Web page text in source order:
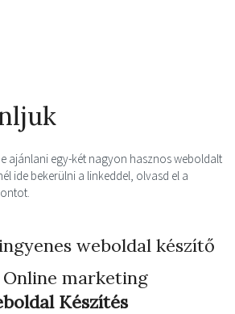
ajánlani egy-két nagyon hasznos weboldalt
ide bekerülni a linkeddel, olvasd el a
weboldal készítő
Online marketing
Készítés